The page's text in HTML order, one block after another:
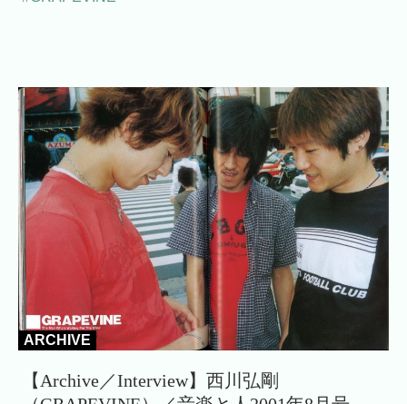
ARCHIVE
【Archive／Interview】西川弘剛